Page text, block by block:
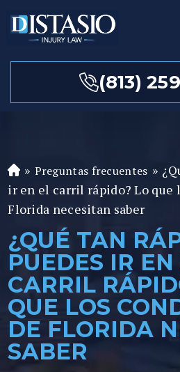
(813)
A
b
o
d
o
de
P
er
so
n
al
» Preguntas frecuentes »
ir en el carril rápido? Lo que
Florida necesitan saber
¿QUÉ TAN
PUEDES IR EN
CARRIL
QUE LOS
DE FLORIDA
SABER